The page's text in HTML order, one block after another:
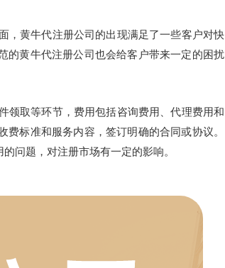
，黄牛代注册公司的出现满足了一些客户对快
的黄牛代注册公司也会给客户带来一定的困扰
领取等环节，费用包括咨询费用、代理费用和
标准和服务内容，签订明确的合同或协议。
问题，对注册市场有一定的影响。